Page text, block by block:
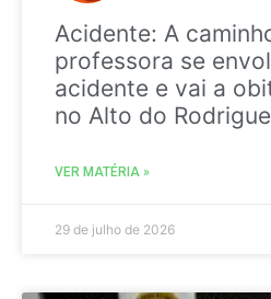
Acidente: A
professora se
acidente e vai a
no Alto do
VER MATÉRIA »
29 de julho de 2026